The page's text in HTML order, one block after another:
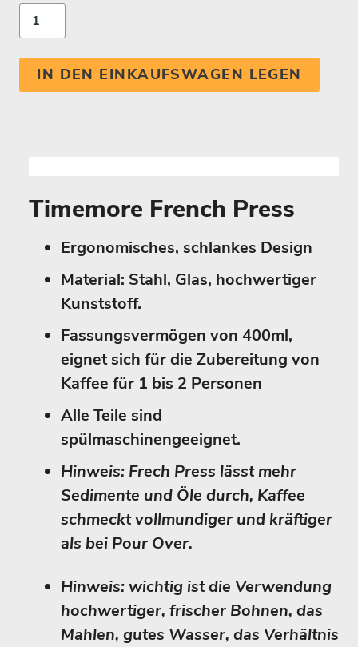
IN DEN EINKAUFSWAGEN LEGEN
Timemore French Press
Ergonomisches, schlankes Design
Material: Stahl, Glas, hochwertiger
Kunststoff.
Fassungsvermögen von 400ml,
eignet sich für die Zubereitung von
Kaffee für 1 bis 2 Personen
Alle Teile sind
spülmaschinengeeignet.
Hinweis: Frech Press lässt mehr
Sedimente und Öle durch, Kaffee
schmeckt vollmundiger und kräftiger
als bei Pour Over.
Hinweis: wichtig ist die Verwendung
hochwertiger, frischer Bohnen, das
Mahlen, gutes Wasser, das Verhältnis